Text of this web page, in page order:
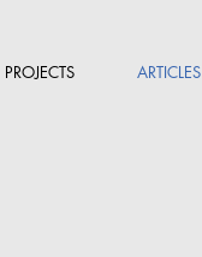
PROJECTS ARTICLES